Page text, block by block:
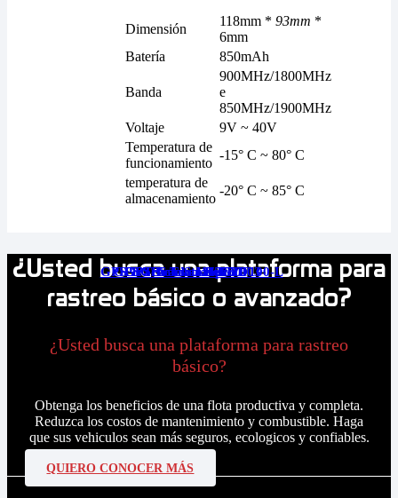
Dimensión
118mm * 93mm *
6mm
Batería
850mAh
Banda
900MHz/1800MHz
e
850MHz/1900MHz
Voltaje
9V ~ 40V
Temperatura de
funcionamiento
-15° C ~ 80° C
temperatura de
almacenamiento
-20° C ~ 85° C
GPS Tracker J16pro
GPS Tracker GT003
GPS Tracker GT02D
GPS Tracker IK750
GPS Tracker iStartek VT100-L
¿Usted busca una plataforma para
rastreo básico o avanzado?
¿Usted busca una plataforma para rastreo
básico?
Obtenga los beneficios de una flota productiva y completa.
Reduzca los costos de mantenimiento y combustible. Haga
que sus vehiculos sean más seguros, ecologicos y confiables.
QUIERO CONOCER MÁS